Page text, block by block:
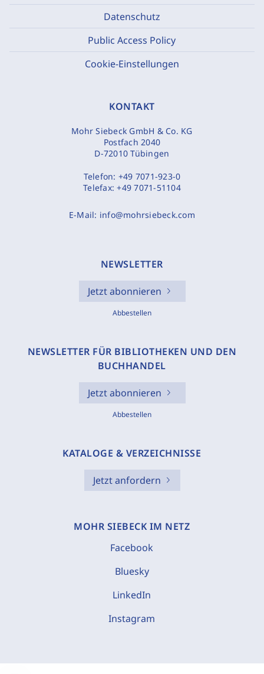
Datenschutz
Public Access Policy
Cookie-Einstellungen
KONTAKT
Mohr Siebeck GmbH & Co. KG
Postfach 2040
D-72010 Tübingen
Telefon: +49 7071-923-0
Telefax:+49 7071-51104
E-Mail: info@mohrsiebeck.com
NEWSLETTER
Jetzt abonnieren
Abbestellen
NEWSLETTER FÜR BIBLIOTHEKEN UND DEN
BUCHHANDEL
Jetzt abonnieren
Abbestellen
KATALOGE & VERZEICHNISSE
Jetzt anfordern
MOHR SIEBECK IM NETZ
Facebook
Bluesky
LinkedIn
Instagram